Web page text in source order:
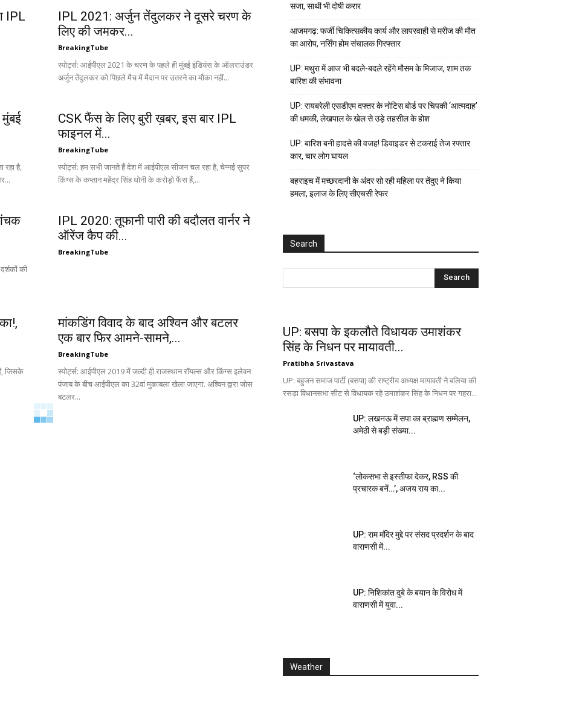
IPL
IPL 2021: अर्जुन तेंदुलकर ने दूसरे चरण के
लिए की जमकर...
BreakingTube
स्पोर्ट्स: आईपीएल 2021 के चरण के पहले ही मुंबई इंडियंस के ऑलराउंडर
अर्जुन तेंदुलकर को पिछले मैच में मैदान पर उतरने का मौका नहीं...
मुंबई
रहा है,
CSK फैंस के लिए बुरी ख़बर, इस बार IPL
फाइनल में...
BreakingTube
स्पोर्ट्स: हम सभी जानते हैं देश में आईपीएल सीजन चल रहा है, चेन्नई सुपर
किंग्स के कप्तान महेंद्र सिंह धोनी के करोड़ो फैंस हैं,...
की
IPL 2020: तूफानी पारी की बदौलत वार्नर ने
ऑरेंज कैप की...
BreakingTube
जिसके
मांकडिंग विवाद के बाद अश्विन और बटलर
एक बार फिर आमने-सामने,...
BreakingTube
स्पोर्ट्स: आईपीएल 2019 में जल्दी ही राजस्थान रॉयल्स और किंग्स इलेवन
पंजाब के बीच आईपीएल का 32वां मुकाबला खेला जाएगा. अश्विन द्वारा जोस
बटलर...
सजा, साथी भी दोषी करार
आजमगढ़: फर्जी चिकित्सकीय कार्य और लापरवाही से मरीज की मौत
का आरोप, नर्सिंग होम संचालक गिरफ्तार
UP: मथुरा में आज भी बदले-बदले रहेंगे मौसम के मिजाज, शाम तक
बारिश की संभावना
UP: रायबरेली एसडीएम दफ्तर के नोटिस बोर्ड पर चिपकी ‘आत्मदाह’
की धमकी, लेखपाल के खेल से उड़े तहसील के होश
UP: बारिश बनी हादसे की वजह! डिवाइडर से टकराई तेज रफ्तार
कार, चार लोग घायल
बहराइच में मच्छरदानी के अंदर सो रही महिला पर तेंदुए ने किया
हमला, इलाज के लिए सीएचसी रेफर
Search
UP: बसपा के इकलौते विधायक उमाशंकर
सिंह के निधन पर मायावती...
Pratibha Srivastava
UP: बहुजन समाज पार्टी (बसपा) की राष्ट्रीय अध्यक्ष मायावती ने बलिया की
रसड़ा विधानसभा सीट से विधायक रहे उमाशंकर सिंह के निधन पर गहरा...
UP: लखनऊ में सपा का ब्राह्मण सम्मेलन,
अमेठी से बड़ी संख्या...
‘लोकसभा से इस्तीफा देकर, RSS की
प्रचारक बनें…’, अजय राय का...
UP: राम मंदिर मुद्दे पर संसद प्रदर्शन के बाद
वाराणसी में...
UP: निशिकांत दुबे के बयान के विरोध में
वाराणसी में युवा...
Weather